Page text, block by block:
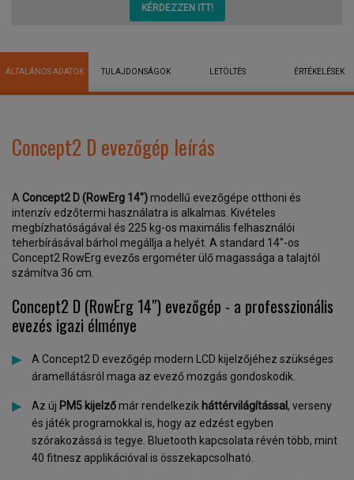
KÉRDEZZEN ITT!
ÁLTALÁNOS ADATOK TULAJDONSÁGOK LETÖLTÉS ÉRTÉKELÉSEK
Concept2 D evezőgép leírás
A Concept2 D (RowErg 14")modellű evezőgépe otthoni és
intenzív edzőtermi használatra is alkalmas. Kivételes
megbízhatóságával és 225 kg-os maximális felhasználói
teherbírásával bárhol megállja a helyét. A standard 14"-os
Concept2 RowErg evezős ergométer ülő magassága a talajtól
számítva 36 cm.
Concept2 D (RowErg 14") evezőgép - a professzionális
evezés igazi élménye
A Concept2 D evezőgép modern LCD kijelzőjéhez szükséges
áramellátásról maga az evező mozgás gondoskodik.
Az új PM5 kijelzőmár rendelkezik háttérvilágítással, verseny
és játék programokkal is, hogy az edzést egyben
szórakozássá is tegye. Bluetooth kapcsolata révén több, mint
40 fitnesz applikációval is összekapcsolható.